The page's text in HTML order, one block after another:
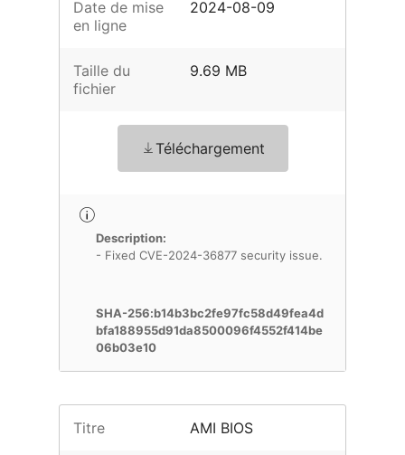
Date de mise
en ligne
2024-08-09
Taille du
fichier
9.69 MB
Téléchargement
Description:
- Fixed CVE-2024-36877 security issue.
SHA-256:b14b3bc2fe97fc58d49fea4d
bfa188955d91da8500096f4552f414be
06b03e10
Titre AMI BIOS